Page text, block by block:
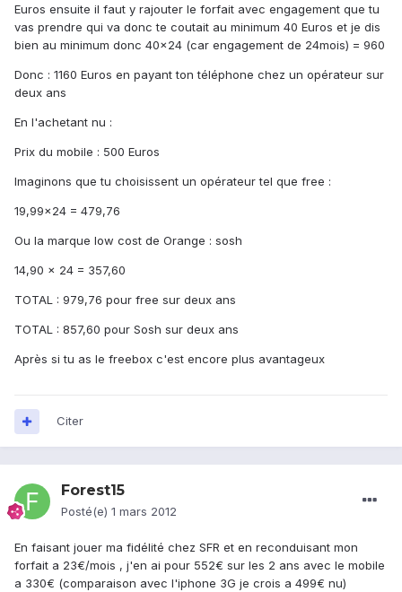
Euros ensuite il faut y rajouter le forfait avec engagement que tu
vas prendre qui va donc te coutait au minimum 40 Euros et je dis
bien au minimum donc 40x24 (car engagement de 24mois) = 960
Donc : 1160 Euros en payant ton téléphone chez un opérateur sur
deux ans
En l'achetant nu :
Prix du mobile : 500 Euros
Imaginons que tu choisissent un opérateur tel que free :
19,99x24 = 479,76
Ou la marque low cost de Orange : sosh
14,90 x 24 = 357,60
TOTAL : 979,76 pour free sur deux ans
TOTAL : 857,60 pour Sosh sur deux ans
Après si tu as le freebox c'est encore plus avantageux
Citer
Forest15
Posté(e) 1 mars 2012
En faisant jouer ma fidélité chez SFR et en reconduisant mon
forfait a 23€/mois , j'en ai pour 552€ sur les 2 ans avec le mobile
a 330€ (comparaison avec l'iphone 3G je crois a 499€ nu)